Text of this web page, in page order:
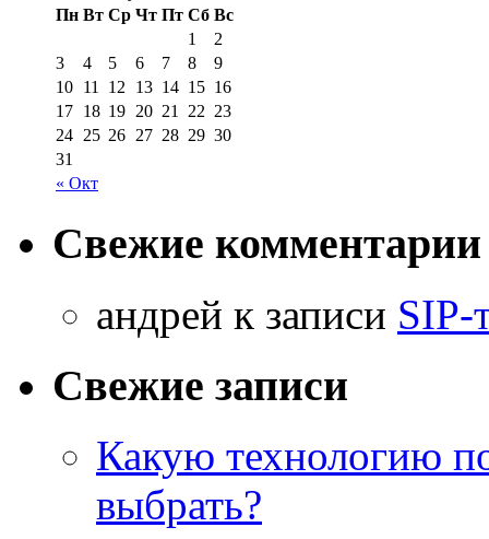
Пн Вт Ср Чт Пт Сб Вс
« Окт
1
2
3
4 5 6 7 8
9
10 11 12 13 14 15 16
17 18 19 20 21 22 23
24 25 26 27 28 29 30
31
Свежие комментарии
aндрей к записи SIP-
Свежие записи
Какую технологию
выбрать?